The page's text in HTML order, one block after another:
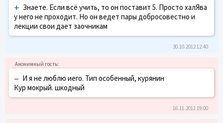
+ Знаете. Если всё учить, то он поставит 5. Просто халЯва
у него не проходит. Но он ведет пары добросовестно и
лекции свои дает заочникам
30.10.2012 12:40
– И я не люблю иего. Тип особенный, курянин
Кур мокрый. шкодный
16.11.2011 19:00